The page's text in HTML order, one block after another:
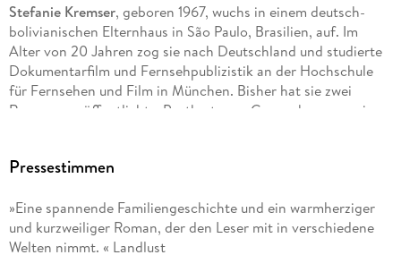
Stefanie Kremser, geboren 1967, wuchs in einem deutsch-
bolivianischen Elternhaus in São Paulo, Brasilien, auf. Im
Alter von 20 Jahren zog sie nach Deutschland und studierte
Dokumentarfilm und Fernsehpublizistik an der Hochschule
für Fernsehen und Film in München. Bisher hat sie zwei
Romane veröffentlicht, »Postkarte aus Copacabana« sowie
gefeiert wurden. Sie lebt in Barcelona und Frankfurt.
Pressestimmen
»Eine spannende Familiengeschichte und ein warmherziger
und kurzweiliger Roman, der den Leser mit in verschiedene
Welten nimmt. « Landlust